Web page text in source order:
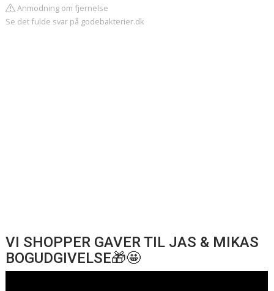
Anmodning om fjernelse
Se det fulde svar på godebakterier.dk
VI SHOPPER GAVER TIL JAS & MIKAS
BOGUDGIVELSE🎁🤩